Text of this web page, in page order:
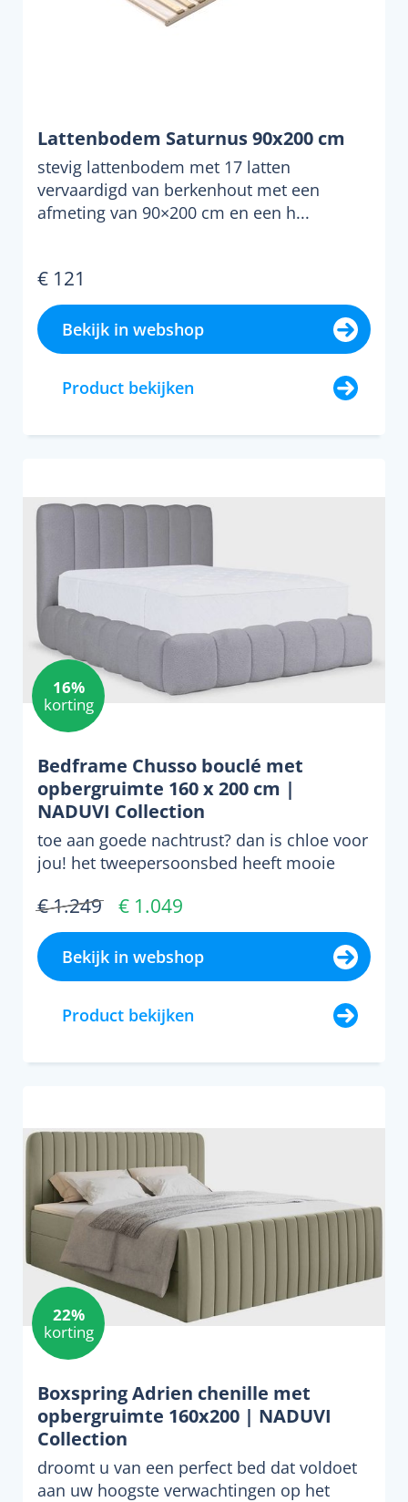
Lattenbodem Saturnus 90x200 cm
stevig lattenbodem met 17 latten
vervaardigd van berkenhout met een
afmeting van 90×200 cm en een h...
€ 121
Bekijk in webshop
Product bekijken
16%
korting
Bedframe Chusso bouclé met
opbergruimte 160 x 200 cm |
NADUVI Collection
toe aan goede nachtrust? dan is chloe voor
jou! het tweepersoonsbed heeft mooie
€ 1.249 € 1.049
Bekijk in webshop
Product bekijken
22%
korting
Boxspring Adrien chenille met
opbergruimte 160x200 | NADUVI
Collection
droomt u van een perfect bed dat voldoet
aan uw hoogste verwachtingen op het